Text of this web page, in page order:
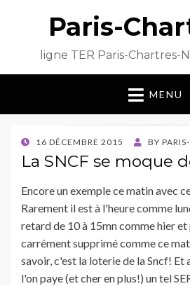
Paris-
ligne TER Paris-Chartres-
MENU
POSTED
ON
16 DÉCEMBRE 2015 BY
La SNCF se moque
Encore un exemple ce matin avec
Rarement il est à l'heure comme
retard de 10 à 15mn comme hier
carrément supprimé comme ce
savoir, c'est la loterie de la Sncf! Et
l'on paye (et cher en plus!) un tel